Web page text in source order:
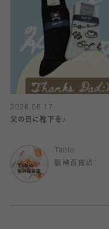
2026.06.17
父の日に靴下を♪
Tabio
阪神百貨店